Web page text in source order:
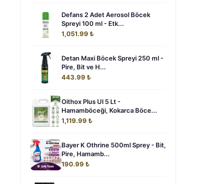
Defans 2 Adet Aerosol Böcek
Spreyi 100 ml - Etk...
1,051.99 ₺
Detan Maxi Böcek Spreyi 250 ml -
Pire, Bit ve H...
443.99 ₺
Oithox Plus Ul 5 Lt -
Hamamböceği, Kokarca Böce...
1,119.99 ₺
Bayer K Othrine 500ml Sprey - Bit,
Pire, Hamamb...
190.99 ₺